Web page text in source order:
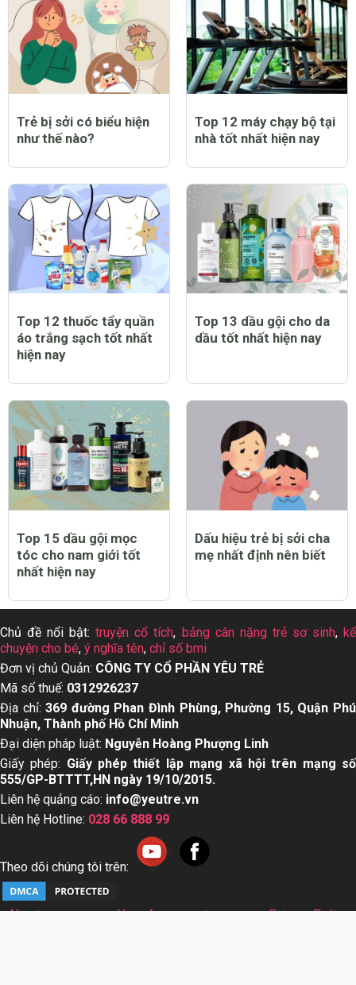
Trẻ bị sởi có biểu hiện
như thế nào?
Top 12 máy chạy bộ tại
nhà tốt nhất hiện nay
Top 12 thuốc tẩy quần
áo trắng sạch tốt nhất
hiện nay
Top 13 dầu gội cho da
dầu tốt nhất hiện nay
Top 15 dầu gội mọc
tóc cho nam giới tốt
nhất hiện nay
Dấu hiệu trẻ bị sởi cha
mẹ nhất định nên biết
Chủ đề nổi bật:truyện cổ tích, bảng cân nặng trẻ sơ sinh,kể
chuyện cho bé, ý nghĩa tên, chỉ số bmi
Đơn vị chủ Quản: CÔNG TY CỔ PHẦN YÊU TRẺ
Mã số thuế: 0312926237
Địa chỉ:369 đường Phan Đình Phùng, Phường 15, Quận Phú
Nhuận, Thành phố Hồ Chí Minh
Đại diện pháp luật: Nguyễn Hoàng Phượng Linh
Giấy phép: Giấy phép thiết lập mạng xã hội trên mạng số
555/GP-BTTTT,HN ngày 19/10/2015.
Liên hệ quảng cáo: info@yeutre.vn
Liên hệ Hotline: 028 66 888 99
Theo dõi chúng tôi trên:
About us User Agreement
Privacy Policy